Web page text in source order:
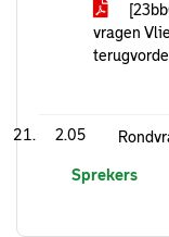
vragen
2.05
Sprekers